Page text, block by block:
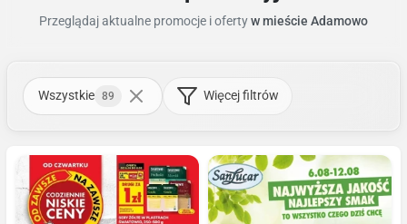
Przeglądaj aktualne promocje i ofertyw mieście Adamowo
Wszystkie 89 Więcej filtrów